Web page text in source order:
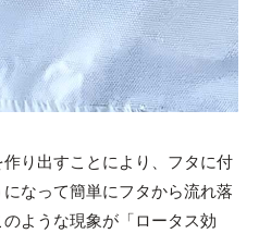
り出すことにより、フタに付
なって簡単にフタから流れ落
ような現象が「ロータス効